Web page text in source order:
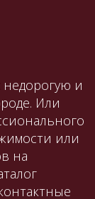
и
Или
или
на